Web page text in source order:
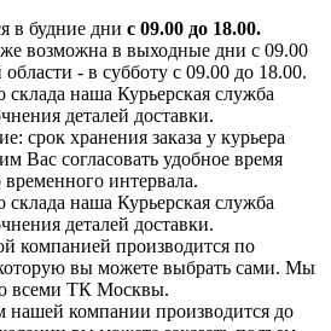
в будние дни с 09.00 до 18.00.
возможна в выходные дни с 09.00
- в субботу с 09.00 до 18.00.
склада наша Курьерская служба
деталей доставки.
срок хранения заказа у курьера
Вас согласовать удобное время
временного интервала.
склада наша Курьерская служба
деталей доставки.
компанией производится по
вы можете выбрать сами. Мы
всеми ТК Москвы.
нашей компании производится до